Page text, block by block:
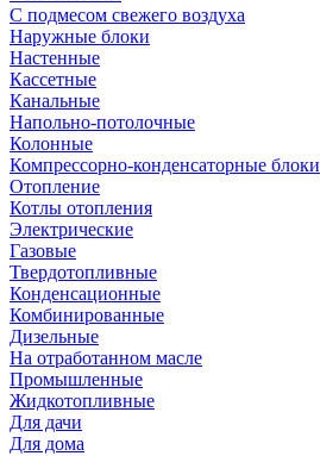
С подмесом свежего воздуха
Наружные блоки
Настенные
Кассетные
Канальные
Напольно-потолочные
Колонные
Компрессорно-конденсаторные блоки
Отопление
Котлы отопления
Электрические
Газовые
Твердотопливные
Конденсационные
Комбинированные
Дизельные
На отработанном масле
Промышленные
Жидкотопливные
Для дачи
Для дома